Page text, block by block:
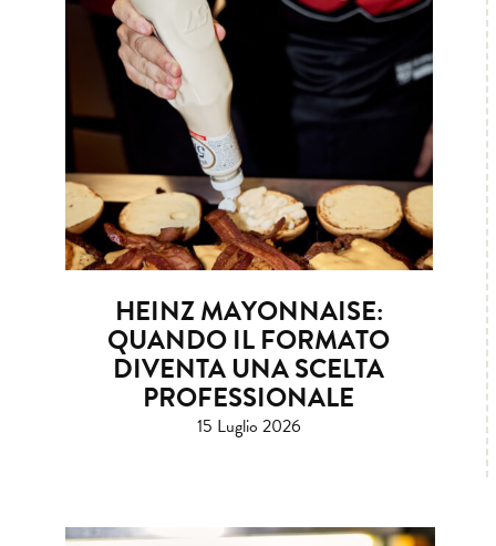
HEINZ MAYONNAISE:
QUANDO IL FORMATO
DIVENTA UNA SCELTA
PROFESSIONALE
15 Luglio 2026